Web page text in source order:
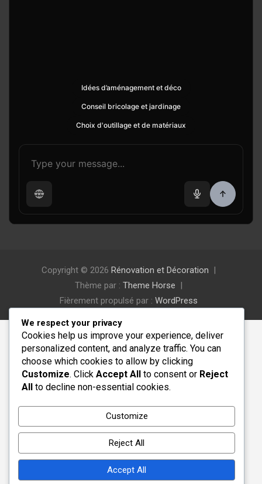
Idées d’aménagement et déco
Conseil bricolage et jardinage
Choix d'outillage et de matériaux
Copyright © 2026 Rénovation et Décoration
Thème par : Theme Horse
Fièrement propulsé par : WordPress
We respect your privacy
Cookies help us improve your experience, deliver
personalized content, and analyze traffic. You can
choose which cookies to allow by clicking
Customize. Click Accept All to consent or Reject
All to decline non-essential cookies.
Customize
Reject All
Accept All